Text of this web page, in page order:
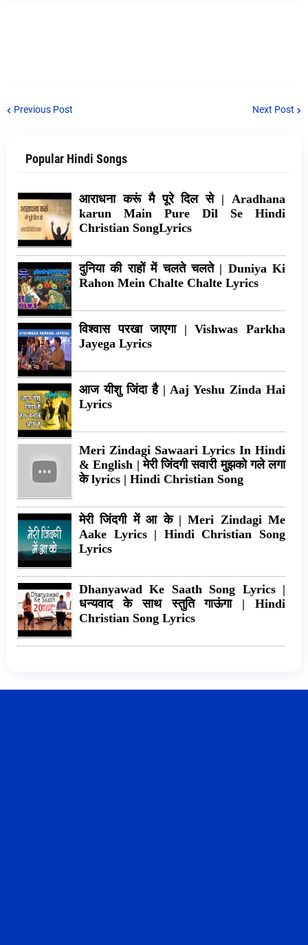
Previous Post Next Post
Popular Hindi Songs
आराधना करूं मै पूरे दिल से | Aradhana
karun Main Pure Dil Se Hindi
Christian SongLyrics
दुनिया की राहों में चलते चलते | Duniya Ki
Rahon Mein Chalte Chalte Lyrics
विश्वास परखा जाएगा | Vishwas Parkha
Jayega Lyrics
आज यीशु जिंदा है | Aaj Yeshu Zinda Hai
Lyrics
Meri Zindagi Sawaari Lyrics In Hindi
& English | मेरी जिंदगी सवारी मुझको गले लगा
के lyrics | Hindi Christian Song
मेरी जिंदगी में आ के | Meri Zindagi Me
Aake Lyrics | Hindi Christian Song
Lyrics
Dhanyawad Ke Saath Song Lyrics |
धन्यवाद के साथ स्तुति गाऊंगा | Hindi
Christian Song Lyrics